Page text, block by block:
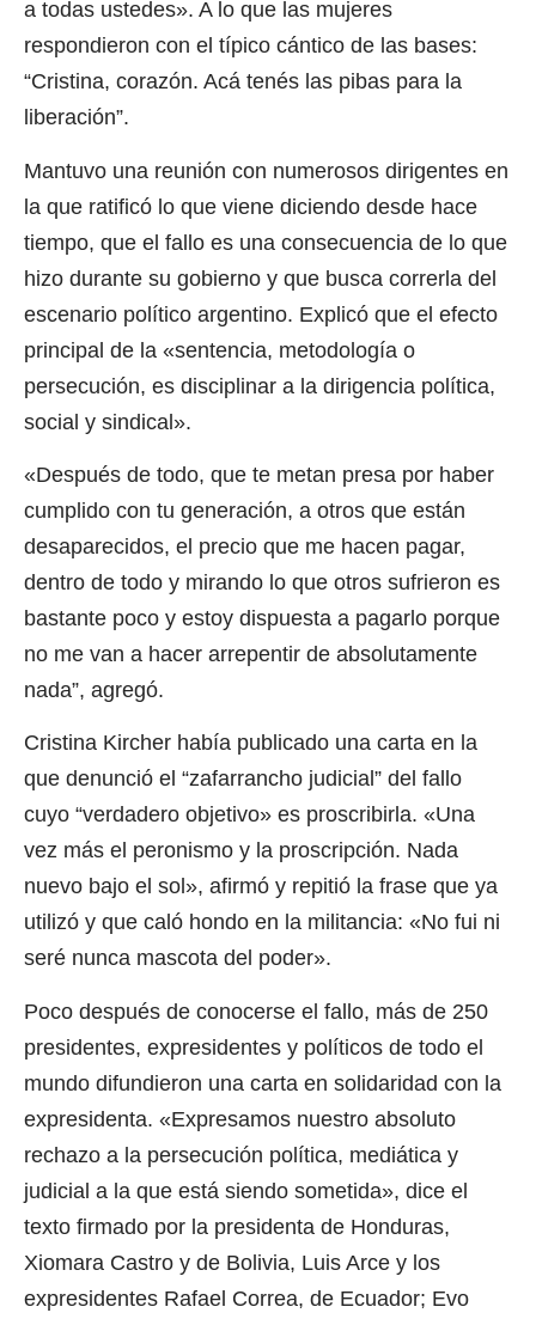
a todas ustedes». A lo que las mujeres
respondieron con el típico cántico de las bases:
“Cristina, corazón. Acá tenés las pibas para la
liberación”.
Mantuvo una reunión con numerosos dirigentes en
la que ratificó lo que viene diciendo desde hace
tiempo, que el fallo es una consecuencia de lo que
hizo durante su gobierno y que busca correrla del
escenario político argentino. Explicó que el efecto
principal de la «sentencia, metodología o
persecución, es disciplinar a la dirigencia política,
social y sindical».
«Después de todo, que te metan presa por haber
cumplido con tu generación, a otros que están
desaparecidos, el precio que me hacen pagar,
dentro de todo y mirando lo que otros sufrieron es
bastante poco y estoy dispuesta a pagarlo porque
no me van a hacer arrepentir de absolutamente
nada”, agregó.
Cristina Kircher había publicado una carta en la
que denunció el “zafarrancho judicial” del fallo
cuyo “verdadero objetivo» es proscribirla. «Una
vez más el peronismo y la proscripción. Nada
nuevo bajo el sol», afirmó y repitió la frase que ya
utilizó y que caló hondo en la militancia: «No fui ni
seré nunca mascota del poder».
Poco después de conocerse el fallo, más de 250
presidentes, expresidentes y políticos de todo el
mundo difundieron una carta en solidaridad con la
expresidenta. «Expresamos nuestro absoluto
rechazo a la persecución política, mediática y
judicial a la que está siendo sometida», dice el
texto firmado por la presidenta de Honduras,
Xiomara Castro y de Bolivia, Luis Arce y los
expresidentes Rafael Correa, de Ecuador; Evo